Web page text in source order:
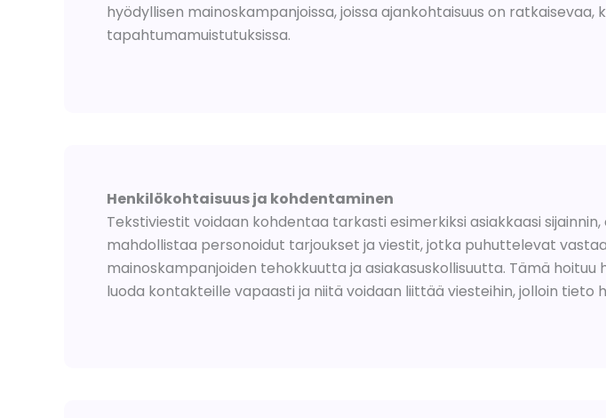
hyödyllisen mainoskampanjoissa, joissa ajankohtaisuus on
tapahtumamuistutuksissa.
Henkilökohtaisuus ja kohdentaminen
Tekstiviestit voidaan kohdentaa tarkasti esimerkiksi asiakkaasi
mahdollistaa personoidut tarjoukset ja viestit, jotka puhuttelevat
mainoskampanjoiden tehokkuutta ja asiakasuskollisuutta. Tämä
luoda kontakteille vapaasti ja niitä voidaan liittää viesteihin, jolloin tieto